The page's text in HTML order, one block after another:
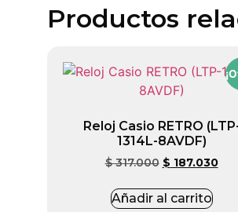
Productos
Reloj Casio RETRO
1314L-8AVDF)
$317.000 $ 187.030
Añadir al carrito